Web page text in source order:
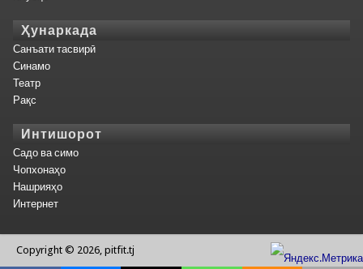
Ҳунаркада
Санъати тасвирӣ
Синамо
Театр
Рақс
Интишорот
Садо ва симо
Чопхонаҳо
Нашрияҳо
Интернет
Copyright © 2026, pitfit.tj